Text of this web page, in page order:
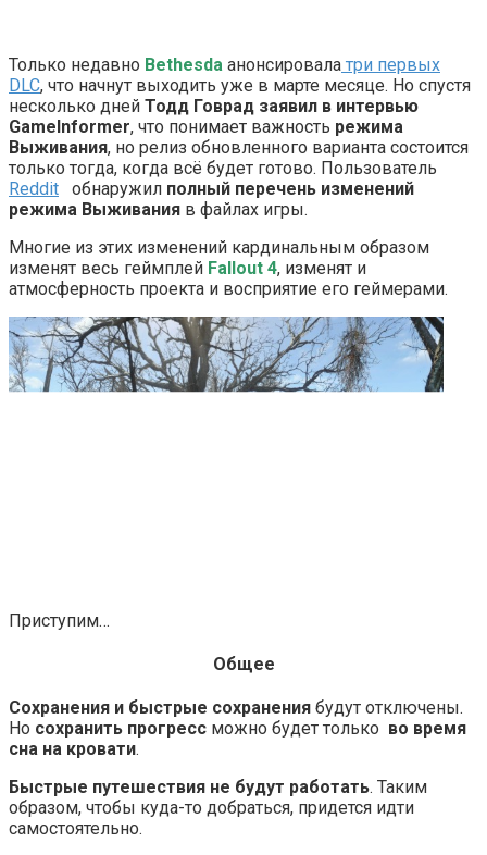
Только недавно Bethesda анонсировала три первых
DLC, что начнут выходить уже в марте месяце. Но спустя
несколько дней Тодд Говрад заявил в интервью
GameInformer, что понимает важность режима
Выживания, но релиз обновленного варианта состоится
только тогда, когда всё будет готово. Пользователь
Reddit обнаружил полный перечень изменений
режима Выживания в файлах игры.
Многие из этих изменений кардинальным образом
изменят весь геймплей Fallout 4, изменят и
атмосферность проекта и восприятие его геймерами.
Приступим…
Общее
Сохранения и быстрые сохранения будут отключены.
Но сохранить прогресс можно будет только во время
сна на кровати.
Быстрые путешествия не будут работать. Таким
образом, чтобы куда-то добраться, придется идти
самостоятельно.